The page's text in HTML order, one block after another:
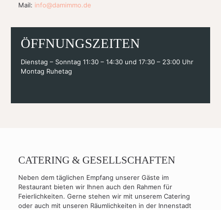
Mail: info@damimmo.de
ÖFFNUNGSZEITEN
Dienstag – Sonntag 11:30 – 14:30 und 17:30 – 23:00 Uhr
Montag Ruhetag
CATERING & GESELLSCHAFTEN
Neben dem täglichen Empfang unserer Gäste im
Restaurant bieten wir Ihnen auch den Rahmen für
Feierlichkeiten. Gerne stehen wir mit unserem Catering
oder auch mit unseren Räumlichkeiten in der Innenstadt